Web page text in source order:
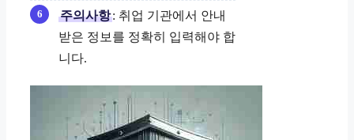
주의사항: 취업 기관에서 안내
받은 정보를 정확히 입력해야 합
니다.